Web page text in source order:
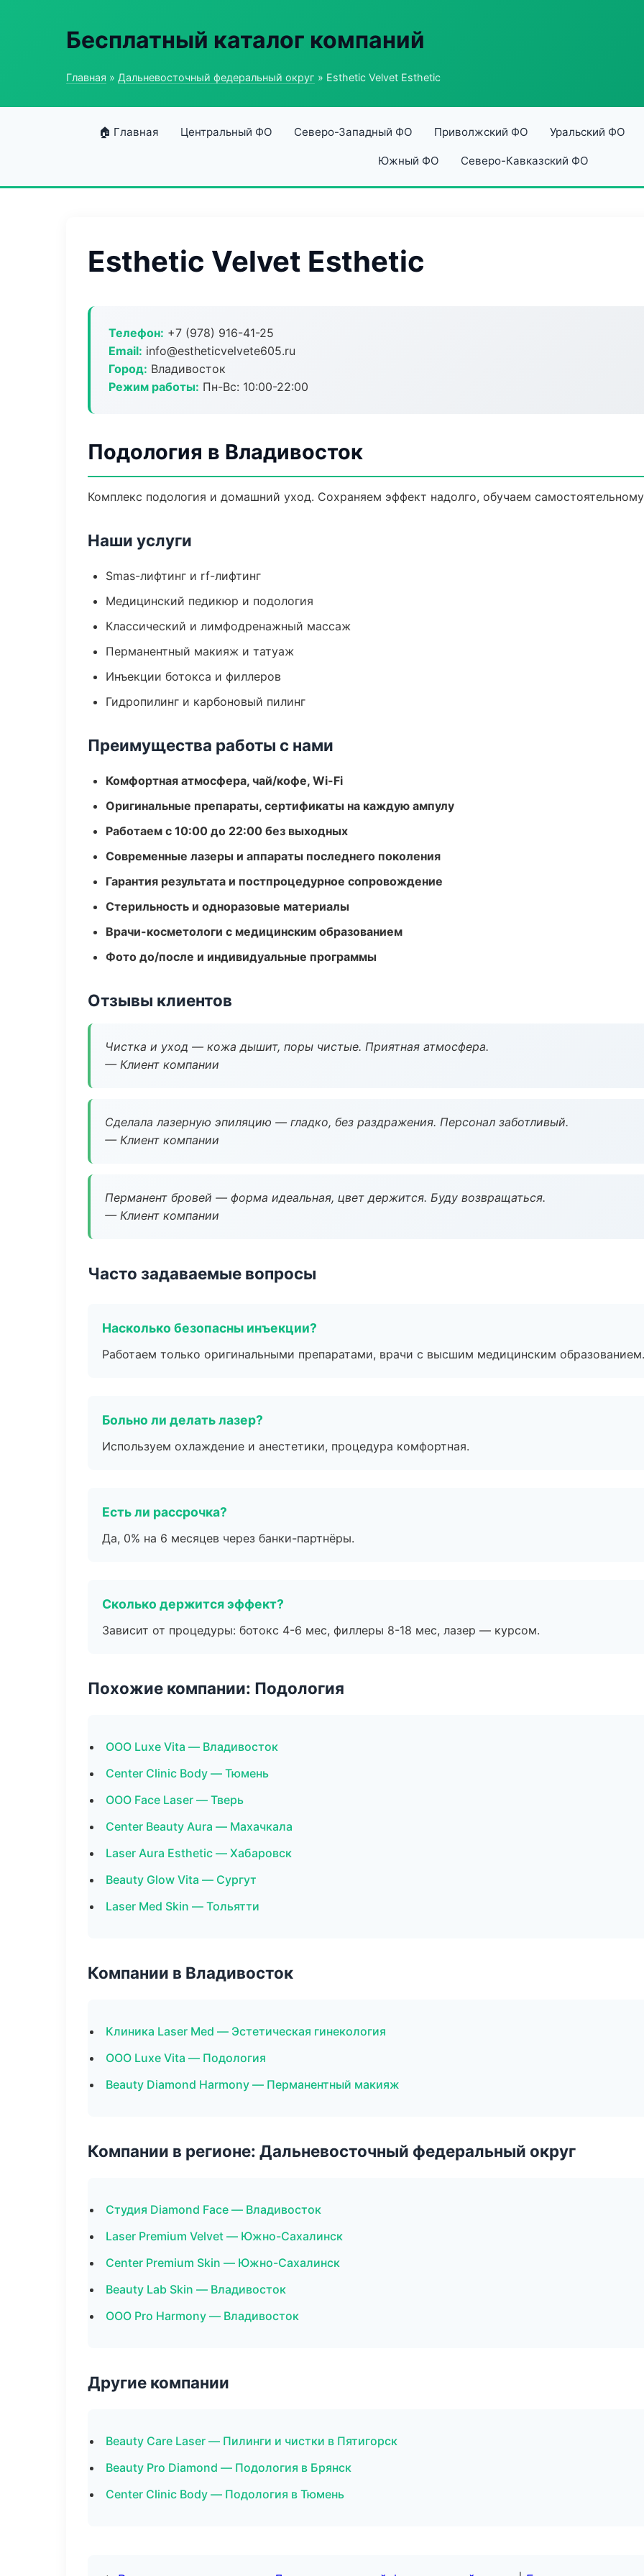
Бесплатный каталог компаний
Главная » Дальневосточный федеральный округ » Esthetic Velvet Esthetic
🏠 Главная Центральный ФО Северо-Западный ФО Приволжский ФО Уральский ФО
Южный ФО Северо-Кавказский ФО
Esthetic Velvet Esthetic
Телефон: +7 (978) 916-41-25
Email: info@estheticvelvete605.ru
Город: Владивосток
Режим работы: Пн-Вс: 10:00-22:00
Подология в Владивосток
Комплекс подология и домашний уход. Сохраняем эффект надолго, обучаем
Наши услуги
Smas-лифтинг и rf-лифтинг
Медицинский педикюр и подология
Классический и лимфодренажный массаж
Перманентный макияж и татуаж
Инъекции ботокса и филлеров
Гидропилинг и карбоновый пилинг
Преимущества работы с нами
Комфортная атмосфера, чай/кофе, Wi-Fi
Оригинальные препараты, сертификаты на каждую ампулу
Работаем с 10:00 до 22:00 без выходных
Современные лазеры и аппараты последнего поколения
Гарантия результата и постпроцедурное сопровождение
Стерильность и одноразовые материалы
Врачи-косметологи с медицинским образованием
Фото до/после и индивидуальные программы
Отзывы клиентов
Чистка и уход — кожа дышит, поры чистые. Приятная атмосфера.
— Клиент компании
Сделала лазерную эпиляцию — гладко, без раздражения. Персонал заботливый.
— Клиент компании
Перманент бровей — форма идеальная, цвет держится. Буду возвращаться.
— Клиент компании
Часто задаваемые вопросы
Насколько безопасны инъекции?
Работаем только оригинальными препаратами, врачи с высшим медицинским образованием.
Больно ли делать лазер?
Используем охлаждение и анестетики, процедура комфортная.
Есть ли рассрочка?
Да, 0% на 6 месяцев через банки-партнёры.
Сколько держится эффект?
Зависит от процедуры: ботокс 4-6 мес, филлеры 8-18 мес, лазер — курсом.
Похожие компании: Подология
ООО Luxe Vita — Владивосток
Center Clinic Body — Тюмень
ООО Face Laser — Тверь
Center Beauty Aura — Махачкала
Laser Aura Esthetic — Хабаровск
Beauty Glow Vita — Сургут
Laser Med Skin — Тольятти
Компании в Владивосток
Клиника Laser Med — Эстетическая гинекология
ООО Luxe Vita — Подология
Beauty Diamond Harmony — Перманентный макияж
Компании в регионе: Дальневосточный федеральный округ
Студия Diamond Face — Владивосток
Laser Premium Velvet — Южно-Сахалинск
Center Premium Skin — Южно-Сахалинск
Beauty Lab Skin — Владивосток
ООО Pro Harmony — Владивосток
Другие компании
Beauty Care Laser — Пилинги и чистки в Пятигорск
Beauty Pro Diamond — Подология в Брянск
Center Clinic Body — Подология в Тюмень